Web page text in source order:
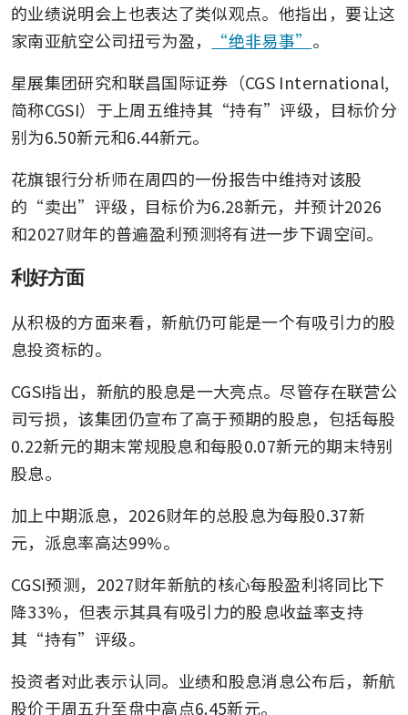
的业绩说明会上也表达了类似观点。他指出，要让这
家南亚航空公司扭亏为盈，
“绝非易事” 。
星展集团研究和联昌国际证券（CGS International,
简称CGSI）于上周五维持其“持有”评级，目标价分
别为6.50新元和6.44新元。
花旗银行分析师在周四的一份报告中维持对该股
的“卖出”评级，目标价为6.28新元，并预计2026
和2027财年的普遍盈利预测将有进一步下调空间。
利好方面
从积极的方面来看，新航仍可能是一个有吸引力的股
息投资标的。
CGSI指出，新航的股息是一大亮点。尽管存在联营公
司亏损，该集团仍宣布了高于预期的股息，包括每股
0.22新元的期末常规股息和每股0.07新元的期末特别
股息。
加上中期派息，2026财年的总股息为每股0.37新
元，派息率高达99%。
CGSI预测，2027财年新航的核心每股盈利将同比下
降33%，但表示其具有吸引力的股息收益率支持
其“持有”评级。
投资者对此表示认同。业绩和股息消息公布后，新航
股价于周五升至盘中高点6.45新元。